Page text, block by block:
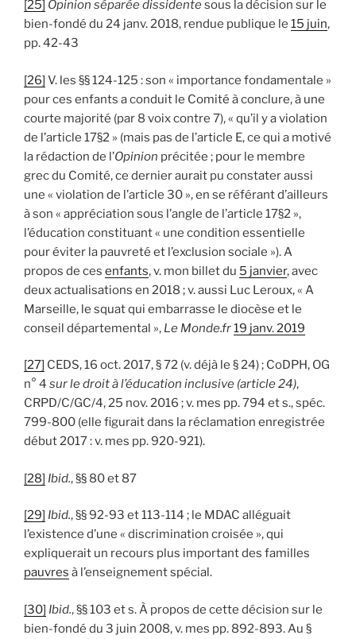
[25] Opinion séparée dissidentesous la décision sur le
bien-fondé du 24 janv. 2018, rendue publique le 15 juin,
pp. 42-43
[26] V. les §§ 124-125 : son « importance fondamentale »
pour ces enfants a conduit le Comité à conclure, à une
courte majorité (par 8 voix contre 7), « qu’il y a violation
de l’article 17§2 » (mais pas de l’article E, ce qui a motivé
la rédaction de l’Opinion précitée ; pour le membre
grec du Comité, ce dernier aurait pu constater aussi
une « violation de l’article 30 », en se référant d’ailleurs
à son « appréciation sous l’angle de l’article 17§2 »,
l’éducation constituant « une condition essentielle
pour éviter la pauvreté et l’exclusion sociale »). A
propos de ces enfants, v. mon billet du 5 janvier, avec
deux actualisations en 2018 ; v. aussi Luc Leroux, « A
Marseille, le squat qui embarrasse le diocèse et le
conseil départemental », Le Monde.fr19 janv. 2019
[27] CEDS, 16 oct. 2017, § 72 (v. déjà le § 24) ; CoDPH, OG
n° 4 sur le droit à l’éducation inclusive (article 24),
CRPD/C/GC/4, 25 nov. 2016 ; v. mes pp. 794 et s., spéc.
799-800 (elle figurait dans la réclamation enregistrée
début 2017 : v. mes pp. 920-921).
[28] Ibid., §§ 80 et 87
[29] Ibid., §§ 92-93 et 113-114 ; le MDAC alléguait
l’existence d’une « discrimination croisée », qui
expliquerait un recours plus important des familles
pauvres à l’enseignement spécial.
[30] Ibid., §§ 103 et s. À propos de cette décision sur le
bien-fondé du 3 juin 2008, v. mes pp. 892-893. Au §